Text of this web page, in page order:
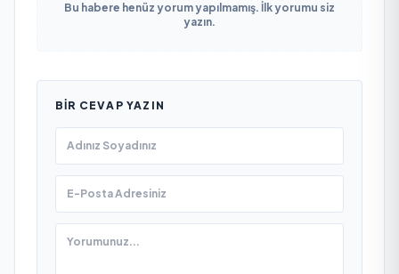
Bu habere henüz yorum yapılmamış. İlk yorumu siz
yazın.
BIR CEVAP YAZIN